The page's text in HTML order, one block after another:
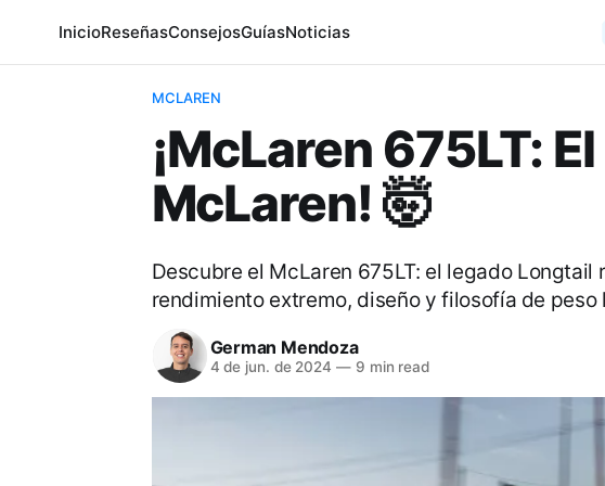
InicioReseñasConsejosGuíasNoticias
MCLAREN
¡McLaren 675LT:
McLaren! 🤯
Descubre el McLaren 675LT: el legado
rendimiento extremo, diseño y filosofía de peso
German Mendoza
4 de jun. de 2024 —9 min read